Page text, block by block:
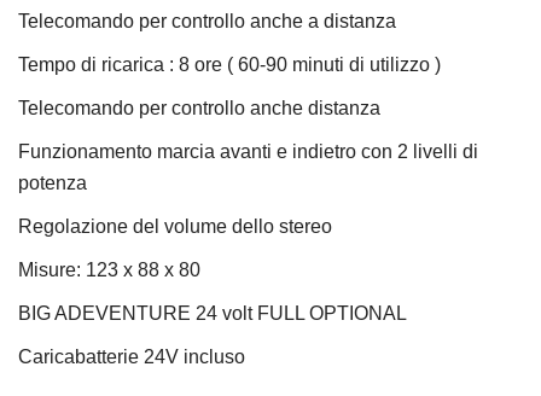
Telecomando per controllo anche a distanza
Tempo di ricarica : 8 ore ( 60-90 minuti di utilizzo )
Telecomando per controllo anche distanza
Funzionamento marcia avanti e indietro con 2 livelli di
potenza
Regolazione del volume dello stereo
Misure: 123 x 88 x 80
BIG ADEVENTURE 24 volt FULL OPTIONAL
Caricabatterie 24V incluso